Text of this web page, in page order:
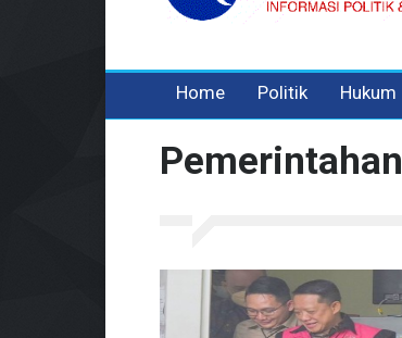
Home Politik Hukum
Pemerintahan